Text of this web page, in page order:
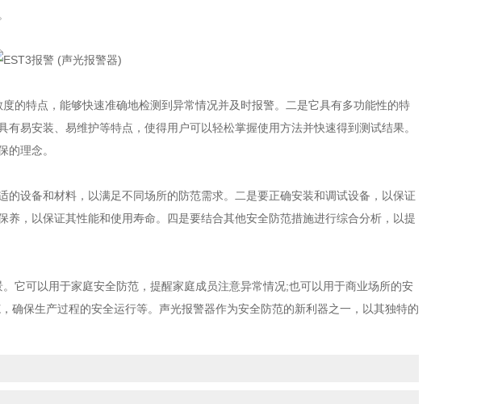
的特点，能够快速准确地检测到异常情况并及时报警。二是它具有多功能性的特
易安装、易维护等特点，使得用户可以轻松掌握使用方法并快速得到测试结果。
的理念。
设备和材料，以满足不同场所的防范需求。二是要正确安装和调试设备，以保证
，以保证其性能和使用寿命。四是要结合其他安全防范措施进行综合分析，以提
可以用于家庭安全防范，提醒家庭成员注意异常情况;也可以用于商业场所的安
确保生产过程的安全运行等。声光报警器作为安全防范的新利器之一，以其独特的